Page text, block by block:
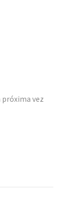
próxima vez